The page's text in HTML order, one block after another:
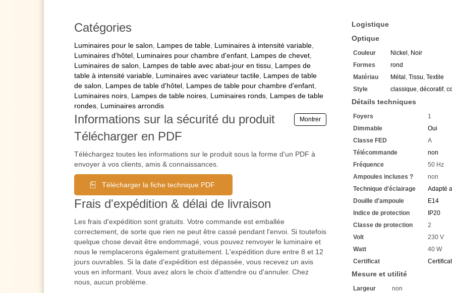
Exécuté en gris élégant
Il n'y a pas de lumière
Eteint, le luminaire fait une
Avec une tension de
Compatible avec les prises
La
d'une classe de protection 2
L'accessoire d'éclairage a la
Il est donc adapté à une
Avec un diamètre de 14 cm
La hauteur est de 24 cm
La douille utilisée est une
Une ampoule LED à
Commandez-la avec nous
L'éclairage ne doit être
Economisez chaque jour
La technologie LED vous
Vous trouverez dans notre
Un montage facile - voir les
Vous avez chez nous une
Si vous avez des
Nous attendons vos
Catégories
Luminaires pour le salon, Lampes de table, Luminaires à intensité variable,
Luminaires d'hôtel, Luminaires pour chambre d'enfant, Lampes de chevet,
Luminaires de salon, Lampes de table avec abat-jour en tissu, Lampes de
table à intensité variable, Luminaires avec variateur tactile, Lampes de table
de salon, Lampes de table d'hôtel, Lampes de table pour chambre d'enfant,
Luminaires noirs, Lampes de table noires, Luminaires ronds, Lampes de table
rondes, Luminaires arrondis
Informations sur la sécurité du produit Montrer
Télécharger en PDF
Téléchargez toutes les informations sur le produit sous la forme d'un PDF à
envoyer à vos clients, amis & connaissances.
Télécharger la fiche technique PDF
Frais d'expédition & délai de livraison
Les frais d'expédition sont gratuits. Votre commande est emballée
correctement, de sorte que rien ne peut être cassé pendant l'envoi. Si toutefois
quelque chose devait être endommagé, vous pouvez renvoyer le luminaire et
nous le remplacerons également gratuitement. L'expédition dure entre 8 et 12
jours ouvrables. Si la date d'expédition est dépassée, vous recevez un avis
vous en informant. Vous avez alors le choix d'attendre ou d'annuler. Chez
nous, aucun problème.
Logistique
Optique
Couleur Nickel , Noir
Formes
rond
Matériau
Métal , Tissu, Textile
Style
classique, décoratif,
Détails techniques
Foyers
1
Dimmable
Oui
Classe FED
A
Télécommande
non
Fréquence
50 Hz
Ampoules incluses ?
non
Technique d'éclairage
Adapté
Douille d'ampoule
E14
Indice de protection
IP20
Classe de protection
2
Volt
230 V
Watt
40 W
Certificat
Mesure et utilité
Largeur
non